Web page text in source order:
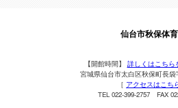
仙台市秋保体
【開館時間】 詳しくはこちら
宮城県仙台市太白区秋保町長袋
［ アクセスはこち
TEL 022-399-2757 FAX